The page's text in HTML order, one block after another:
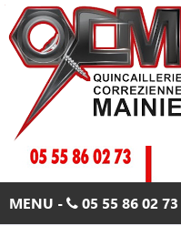
Skip
to
content
MENU - 05 55 86 02 73